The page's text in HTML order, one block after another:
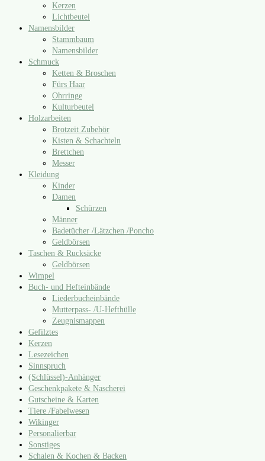
Kerzen
Lichtbeutel
Namensbilder
Stammbaum
Namensbilder
Schmuck
Ketten & Broschen
Fürs Haar
Ohrringe
Kulturbeutel
Holzarbeiten
Brotzeit Zubehör
Kisten & Schachteln
Brettchen
Messer
Kleidung
Kinder
Damen
Schürzen
Männer
Badetücher /​Lätzchen /​Poncho
Geldbörsen
Taschen & Rucksäcke
Geldbörsen
Wimpel
Buch- und Hefteinbände
Liederbucheinbände
Mutterpass- /​U‑Hefthülle
Zeugnismappen
Gefilztes
Kerzen
Lesezeichen
Sinnspruch
(Schlüssel)-Anhänger
Geschenkpakete & Nascherei
Gutscheine & Karten
Tiere /​Fabelwesen
Wikinger
Personalierbar
Sonstiges
Schalen & Kochen & Backen